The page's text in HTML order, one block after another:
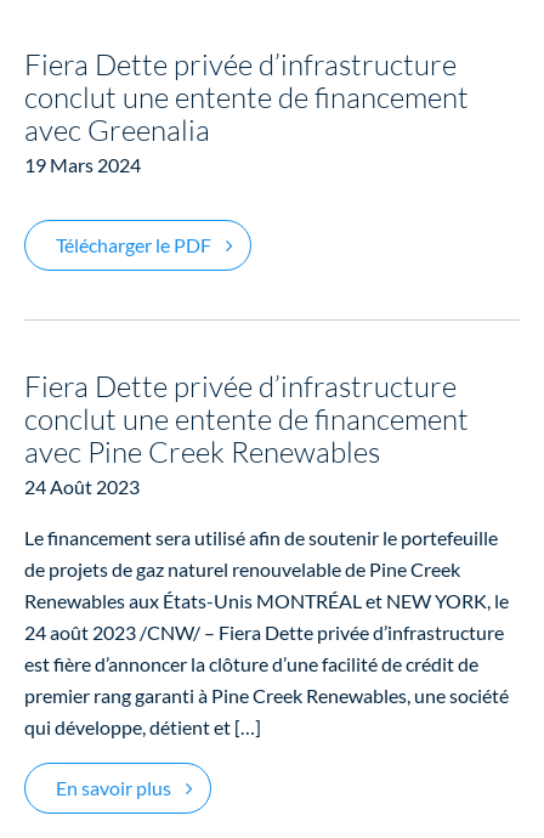
Fiera Dette privée d’infrastructure
conclut une entente de financement
avec Greenalia
19 Mars 2024
Télécharger le PDFFiera Dette privée d’infrastructure
Fiera Dette privée d’infrastructure
conclut une entente de financement
avec Pine Creek Renewables
24 Août 2023
Le financement sera utilisé afin de soutenir le portefeuille
de projets de gaz naturel renouvelable de Pine Creek
Renewables aux États-Unis MONTRÉAL et NEW YORK, le
24 août 2023 /CNW/ – Fiera Dette privée d’infrastructure
est fière d’annoncer la clôture d’une facilité de crédit de
premier rang garanti à Pine Creek Renewables, une société
qui développe, détient et […]
En savoir plusFiera Dette privée d’infrastructure conclut